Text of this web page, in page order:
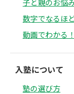
子と親のお悩
数字でなるほ
動画でわかる
入塾について
塾の選び方